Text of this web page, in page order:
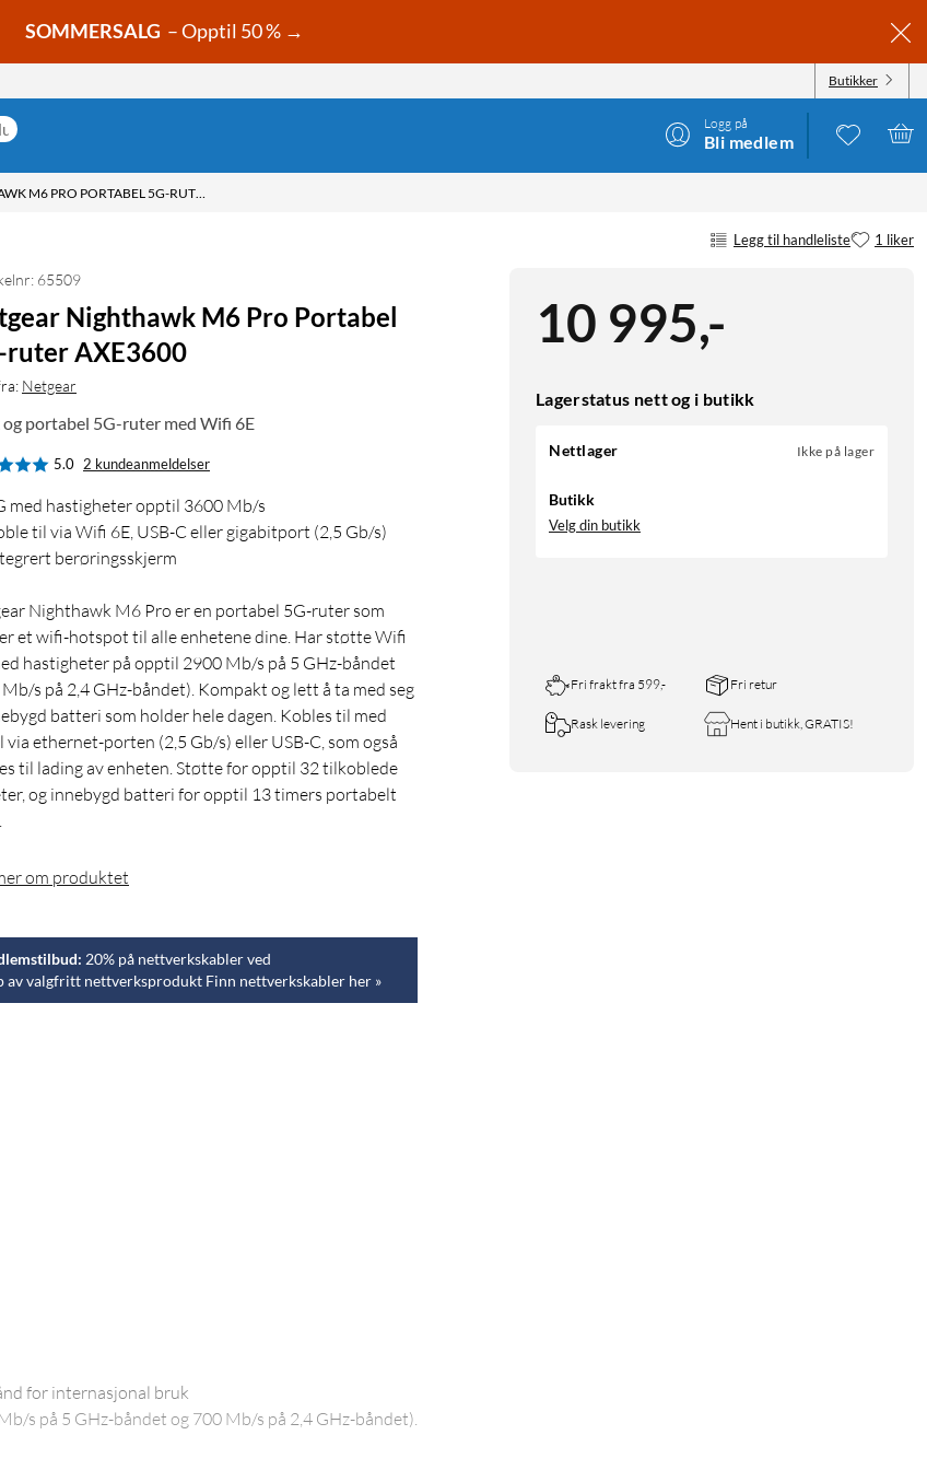
SOMMERSALG – Opptil 50 % →
Butikker
Logg på
Bli medlem
NETGEAR NIGHTHAWK M6 PRO PORTABEL 5G-RUTER AXE3600
Legg til handleliste 1 liker
10 995,-
Lagerstatus nett og i butikk
Nettlager Ikke på lager
Butikk
Velg din butikk
Fri frakt fra 599,- Fri retur
Rask levering Hent i butikk, GRATIS!
65509
Nighthawk M6 Pro Portabel
ruter AXE3600
Netgear
og portabel 5G-ruter med Wifi 6E
5.0 2 kundeanmeldelser
med hastigheter opptil 3600 Mb/s
til via Wifi 6E, USB-C eller gigabitport (2,5 Gb/s)
berøringsskjerm
Nighthawk M6 Pro er en portabel 5G-ruter som
et wifi-hotspot til alle enhetene dine. Har støtte Wifi
hastigheter på opptil 2900 Mb/s på 5 GHz-båndet
s på 2,4 GHz-båndet). Kompakt og lett å ta med seg
batteri som holder hele dagen. Kobles til med
via ethernet-porten (2,5 Gb/s) eller USB-C, som også
til lading av enheten. Støtte for opptil 32 tilkoblede
og innebygd batteri for opptil 13 timers portabelt
om produktet
20% på nettverkskabler ved
av valgfritt nettverksprodukt Finn nettverkskabler her »
for internasjonal bruk
s på 5 GHz-båndet og 700 Mb/s på 2,4 GHz-båndet).